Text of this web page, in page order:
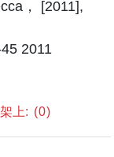
， [2011],
2011
上: 0